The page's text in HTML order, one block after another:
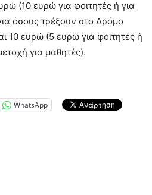
(10 ευρώ για φοιτητές ή για
όσους τρέξουν στο Δρόμο
10 ευρώ (5 ευρώ για φοιτητές ή
για μαθητές).
WhatsApp